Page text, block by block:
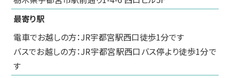
最寄り駅
電車でお越しの方：JR宇都宮駅西口徒歩1分です
バスでお越しの方：JR宇都宮駅西口バス停より徒歩1分で
す